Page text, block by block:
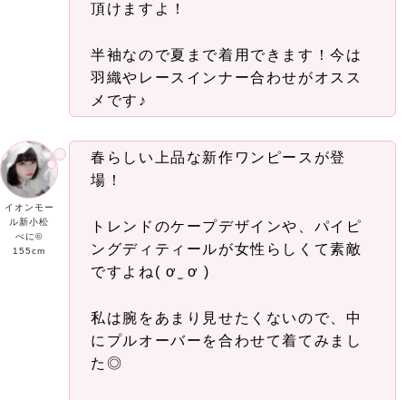
頂けますよ！
半袖なので夏まで着用できます！今は
羽織やレースインナー合わせがオスス
メです♪
イオンモー
ル新小松
べに©︎
155cm
春らしい上品な新作ワンピースが登
場！
トレンドのケープデザインや、パイピ
ングディティールが女性らしくて素敵
ですよね( ơ ̫ ơ )
私は腕をあまり見せたくないので、中
にプルオーバーを合わせて着てみまし
た◎